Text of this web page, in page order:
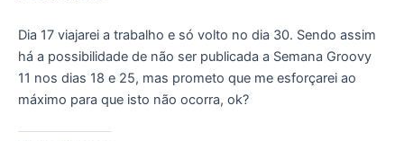
Dia 17 viajarei a trabalho e só volto no dia 30. Sendo assim
há a possibilidade de não ser publicada a Semana Groovy
11 nos dias 18 e 25, mas prometo que me esforçarei ao
máximo para que isto não ocorra, ok?